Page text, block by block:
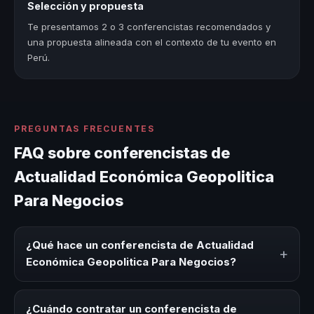
Selección y propuesta
Te presentamos 2 o 3 conferencistas recomendados y
una propuesta alineada con el contexto de tu evento en
Perú.
PREGUNTAS FRECUENTES
FAQ sobre conferencistas de
Actualidad Económica Geopolitica
Para Negocios
¿Qué hace un conferencista de Actualidad
Económica Geopolitica Para Negocios?
+
Para Negocios es un experto que comparte
¿Cuándo contratar un conferencista de